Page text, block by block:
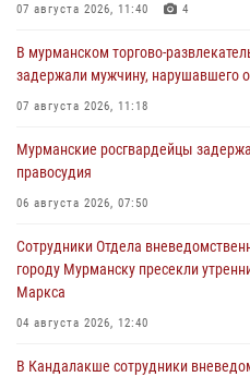
07 августа 2026, 11:40 4
В мурманском торгово-
задержали мужчину, нарушавшего
07 августа 2026, 11:18
Мурманские росгвардейцы
правосудия
06 августа 2026, 07:50
Сотрудники Отдела
городу Мурманску пресекли
Маркса
04 августа 2026, 12:40
В Кандалакше сотрудники